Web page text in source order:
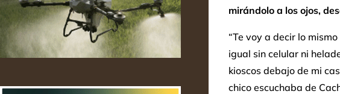
mirándolo a los ojos,
“Te voy a decir lo
igual sin celular ni
kioscos debajo de mi
chico escuchaba de